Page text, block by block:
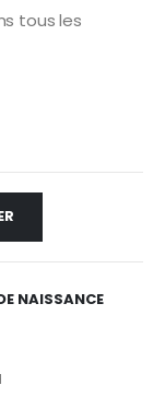
tous les
NAISSANCE